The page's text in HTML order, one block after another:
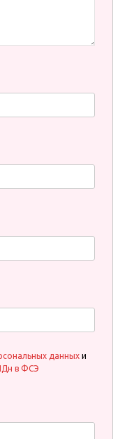
данных и
в ФСЭ